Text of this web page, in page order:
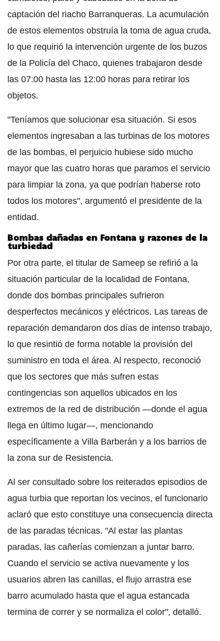
captación del riacho Barranqueras. La acumulación
de estos elementos obstruía la toma de agua cruda,
lo que requirió la intervención urgente de los buzos
de la Policía del Chaco, quienes trabajaron desde
las 07:00 hasta las 12:00 horas para retirar los
objetos.
"Teníamos que solucionar esa situación. Si esos
elementos ingresaban a las turbinas de los motores
de las bombas, el perjuicio hubiese sido mucho
mayor que las cuatro horas que paramos el servicio
para limpiar la zona, ya que podrían haberse roto
todos los motores", argumentó el presidente de la
entidad.
Bombas dañadas en Fontana y razones de la
turbiedad
Por otra parte, el titular de Sameep se refirió a la
situación particular de la localidad de Fontana,
donde dos bombas principales sufrieron
desperfectos mecánicos y eléctricos. Las tareas de
reparación demandaron dos días de intenso trabajo,
lo que resintió de forma notable la provisión del
suministro en toda el área. Al respecto, reconoció
que los sectores que más sufren estas
contingencias son aquellos ubicados en los
extremos de la red de distribución —donde el agua
llega en último lugar—, mencionando
específicamente a Villa Barberán y a los barrios de
la zona sur de Resistencia.
Al ser consultado sobre los reiterados episodios de
agua turbia que reportan los vecinos, el funcionario
aclaró que esto constituye una consecuencia directa
de las paradas técnicas. "Al estar las plantas
paradas, las cañerías comienzan a juntar barro.
Cuando el servicio se activa nuevamente y los
usuarios abren las canillas, el flujo arrastra ese
barro acumulado hasta que el agua estancada
termina de correr y se normaliza el color", detalló.